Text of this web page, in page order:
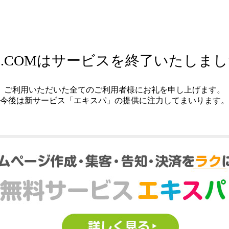
はサービスを終了いたしま
ご利用いただいた全てのご利用者様にお礼を申し上げます。
今後は新サービス「エキスパ」の提供に注力してまいります。